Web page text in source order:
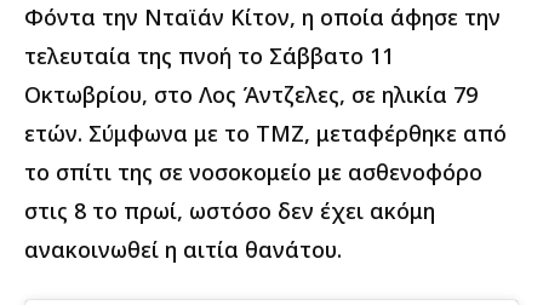
Φόντα την Νταϊάν Κίτον, η οποία άφησε την
τελευταία της πνοή το Σάββατο 11
Οκτωβρίου, στο Λος Άντζελες, σε ηλικία 79
ετών. Σύμφωνα με το TMZ, μεταφέρθηκε από
το σπίτι της σε νοσοκομείο με ασθενοφόρο
στις 8 το πρωί, ωστόσο δεν έχει ακόμη
ανακοινωθεί η αιτία θανάτου.